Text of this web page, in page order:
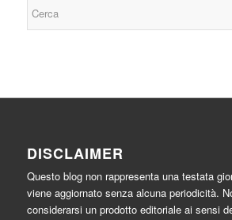
DISCLAIMER
Questo blog non rappresenta una testata
viene aggiornato senza alcuna periodicità.
considerarsi un prodotto editoriale ai sensi